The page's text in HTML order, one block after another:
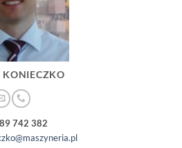
KONIECZKO
742 382